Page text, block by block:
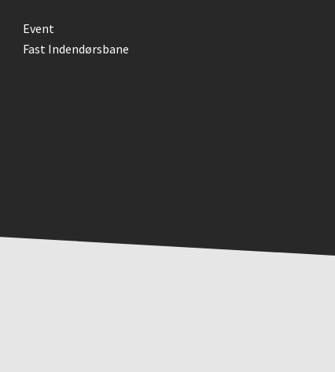
Event
Fast Indendørsbane